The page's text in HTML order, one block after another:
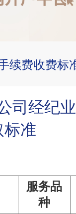
续费收费标
司经纪
标准
服务品
种